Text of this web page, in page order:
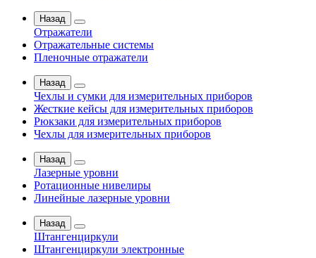
Назад
Отражатели
Отражательные системы
Пленочные отражатели
Назад
Чехлы и сумки для измерительных приборов
Жесткие кейсы для измерительных приборов
Рюкзаки для измерительных приборов
Чехлы для измерительных приборов
Назад
Лазерные уровни
Ротационные нивелиры
Линейные лазерные уровни
Назад
Штангенциркули
Штангенциркули электронные